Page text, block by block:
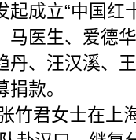
起成立“中国红
马医生、爱德
丹、汪汉溪、
款。
君女士在上海